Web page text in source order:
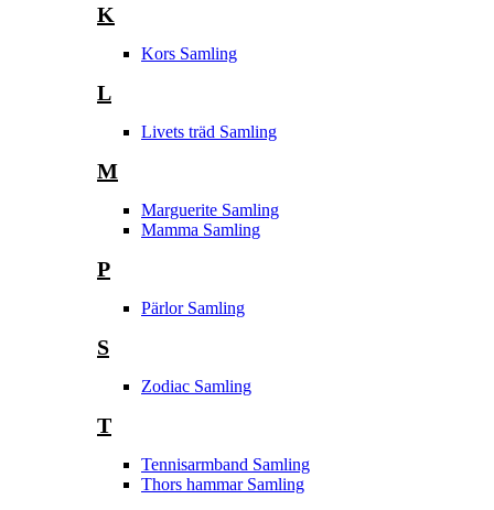
K
Kors Samling
L
Livets träd Samling
M
Marguerite Samling
Mamma Samling
P
Pärlor Samling
S
Zodiac Samling
T
Tennisarmband Samling
Thors hammar Samling